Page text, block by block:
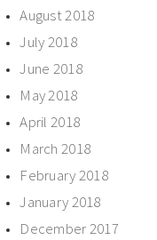
August 2018
July 2018
June 2018
May 2018
April 2018
March 2018
February 2018
January 2018
December 2017